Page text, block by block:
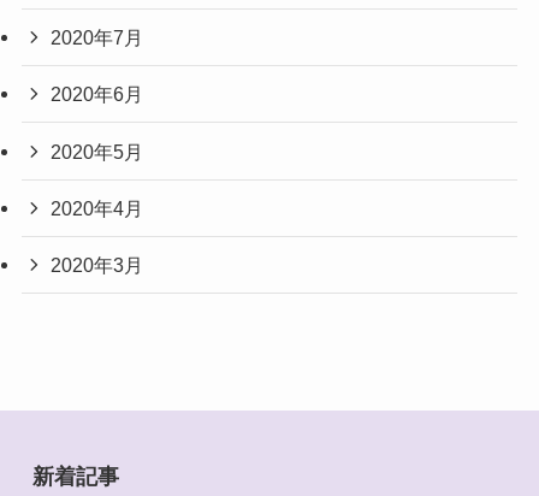
2020年7月
2020年6月
2020年5月
2020年4月
2020年3月
新着記事